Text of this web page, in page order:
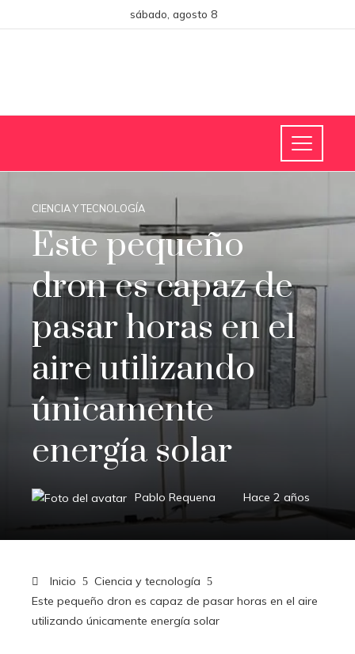
sábado, agosto 8
CIENCIA Y TECNOLOGÍA
Este pequeño
dron es capaz de
pasar horas en el
aire utilizando
únicamente
energía solar
Pablo Requena Hace 2 años
Inicio
Ciencia y tecnología
Este pequeño dron es capaz de pasar horas en el aire
utilizando únicamente energía solar